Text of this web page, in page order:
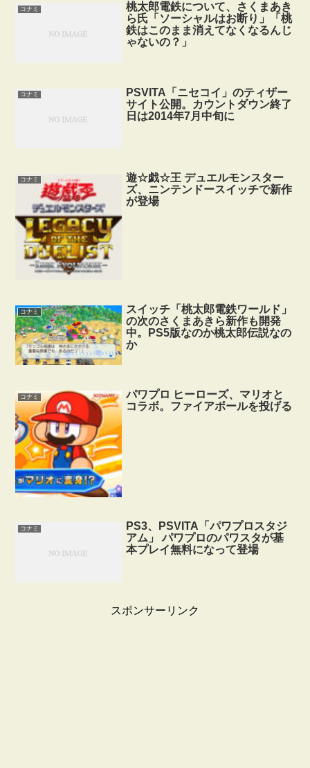
コナミ
桃太郎電鉄について、さくまあき
ら氏「ソーシャルはお断り」「桃
鉄はこのまま消えてなくなるんじ
ゃないの？」
コナミ
PSVITA「ニセコイ」のティザー
サイト公開。カウントダウン終了
日は2014年7月中旬に
コナミ
遊☆戯☆王 デュエルモンスター
ズ、ニンテンドースイッチで新作
が登場
コナミ
スイッチ「桃太郎電鉄ワールド」
の次のさくまあきら新作も開発
中。PS5版なのか桃太郎伝説なの
か
コナミ
パワプロ ヒーローズ、マリオと
コラボ。ファイアボールを投げる
コナミ
PS3、PSVITA「パワプロスタジ
アム」 パワプロのパワスタが基
本プレイ無料になって登場
スポンサーリンク